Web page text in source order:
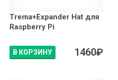
Trema+Expander Hat для
Raspberry Pi
В КОРЗИНУ 1460₽